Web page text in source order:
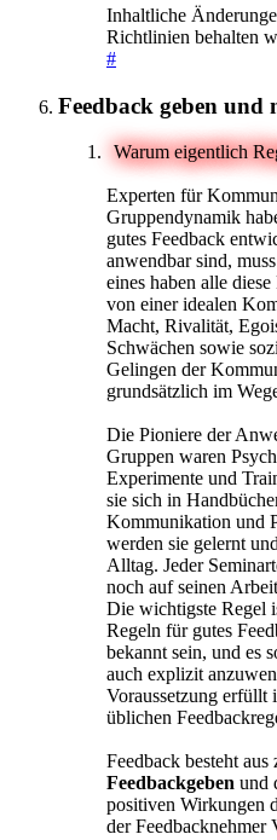
Inhaltliche
Richtlinien behalten
#
Feedback geben und
Warum eigentlich
Experten für
Gruppendynamik
gutes Feedback
anwendbar sind,
eines haben alle
von einer idealen
Macht, Rivalität,
Schwächen sowie
Gelingen der
grundsätzlich im
Die Pioniere der
Gruppen waren
Experimente und
sie sich in
Kommunikation und
werden sie gelernt
Alltag. Jeder
noch auf seinen
Die wichtigste Regel
Regeln für gutes
bekannt sein, und es
auch explizit
Voraussetzung erfüllt
üblichen
Feedback besteht
Feedbackgeben und
positiven Wirkungen
der Feedbacknehmer